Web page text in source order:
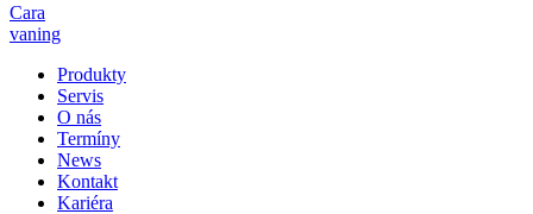
Cara
vaning
Produkty
Servis
O nás
Termíny
News
Kontakt
Kariéra